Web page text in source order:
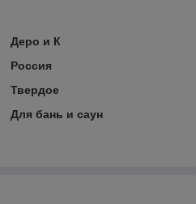
Деро и К
Россия
Твердое
Для бань и саун